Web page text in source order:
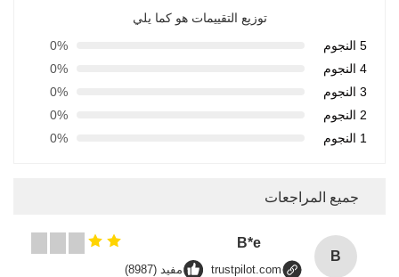
توزيع التقييمات هو كما يلي
5 النجوم
0%
4 النجوم
0%
3 النجوم
0%
2 النجوم
0%
1 النجوم
0%
جميع المراجعات
B
B*e
trustpilot.com مفيد (8987)